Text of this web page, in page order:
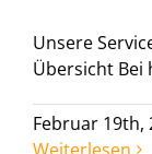
Unsere
Übersicht Bei
Februar 19th,